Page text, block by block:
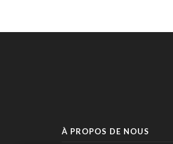
À PROPOS DE NOUS